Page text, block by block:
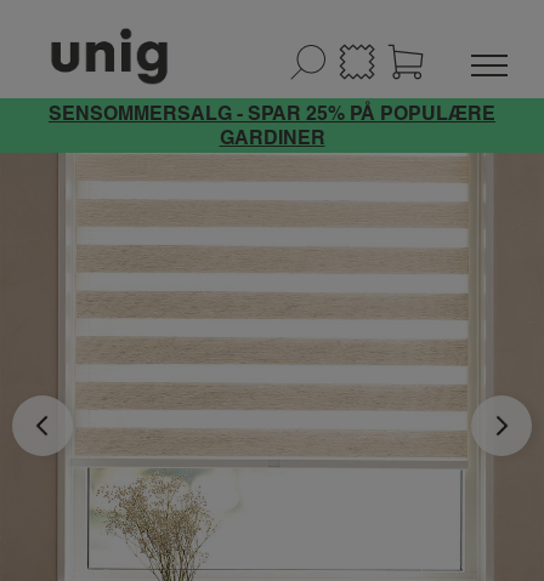
SENSOMMERSALG - SPAR 25% PÅ POPULÆRE
GARDINER